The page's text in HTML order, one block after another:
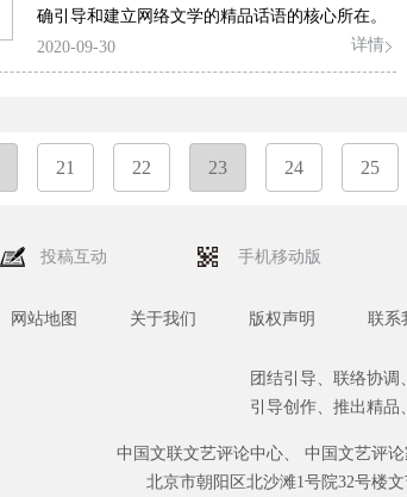
确引导和建立网络文学的精品话语的核心所在。
2020-09-30
详情
21 22 23 24 25
投稿互动 手机移动版
网站地图 关于我们 版权声明 联系
团结引导、联络协调
引导创作、推出精品
中国文联文艺评论中心、 中国文艺评
北京市朝阳区北沙滩1号院32号楼